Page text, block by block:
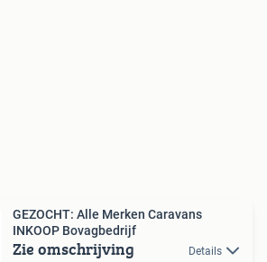
GEZOCHT: Alle Merken Caravans
INKOOP Bovagbedrijf
Zie omschrijving Details